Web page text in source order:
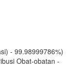
- 99.98999786%)
Obat-obatan -